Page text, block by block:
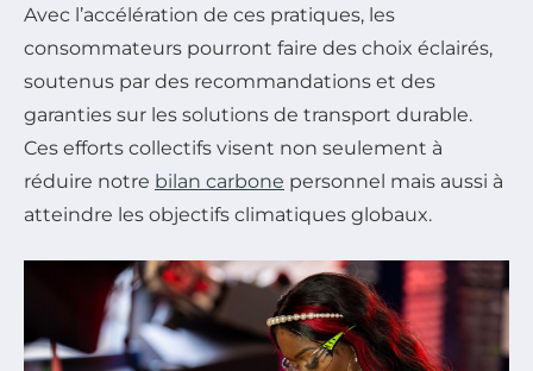
Avec l’accélération de ces pratiques, les
consommateurs pourront faire des choix éclairés,
soutenus par des recommandations et des
garanties sur les solutions de transport durable.
Ces efforts collectifs visent non seulement à
réduire notre bilan carbone personnel mais aussi à
atteindre les objectifs climatiques globaux.